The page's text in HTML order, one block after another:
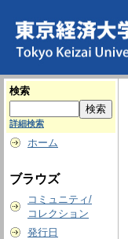
検索
詳細検索
ホーム
ブラウズ
コミュニティ/
コレクション
発行日